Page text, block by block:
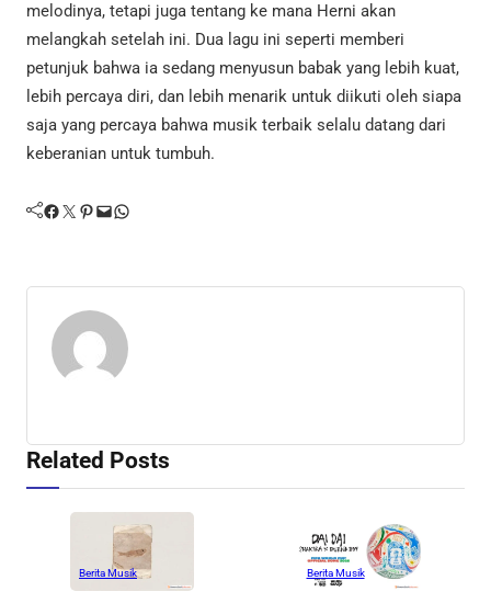
melodinya, tetapi juga tentang ke mana Herni akan
melangkah setelah ini. Dua lagu ini seperti memberi
petunjuk bahwa ia sedang menyusun babak yang lebih kuat,
lebih percaya diri, dan lebih menarik untuk diikuti oleh siapa
saja yang percaya bahwa musik terbaik selalu datang dari
keberanian untuk tumbuh.
Facebook Twitter Pinterest Mail WhatsApp
Related Posts
Berita Musik Berita Musik